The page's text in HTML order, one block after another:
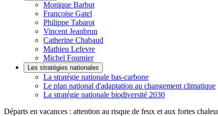
Monique Barbut
Françoise Gatel
Philippe Tabarot
Vincent Jeanbrun
Catherine Chabaud
Mathieu Lefevre
Michel Fournier
Les stratégies nationales
La stratégie nationale bas-carbone
Le plan national d'adaptation au changement climatique
La stratégie nationale biodiversité 2030
Départs en vacances : attention au risque de feux et aux fortes